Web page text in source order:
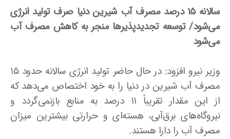
سالانه ۱۵ درصد مصرف آب شیرین دنیا صرف تولید انرژی
می‌شود/ توسعه تجدیدپذیرها منجر به کاهش مصرف آب
می‌شود
وزیر نیرو افزود: در حال حاضر تولید انرژی سالانه حدود ۱۵
مصرف آب شیرین در دنیا را به خود اختصاص می‌دهد که
از این مقدار تقریباً ۱۱ درصد به منابع بازنمی‌گردد و
نیروگاه‌های برق‌آبی، هسته‌ای و حرارتی بیشترین میزان
مصرف آب را دارا هستند.